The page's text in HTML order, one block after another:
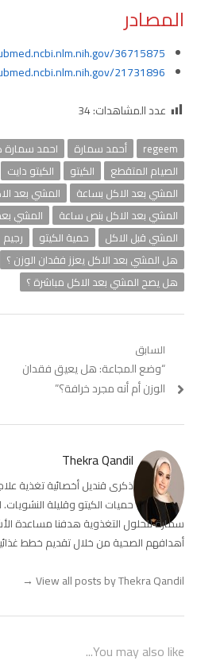
المصادر
36715875
21731896/
عدد المشاهدات:34
regeem أحمد سمارة احمد سمارة
الصيام المتقطع
الكيتو الكيتو دايت
المشي بعد الاكل بساعة
المشي بعد
المشي بعد الاكل بنص ساعة
المشي
المشي قبل الاكل
حمية الكيتو رجيم
هل المشي بعد الاكل يعزز فقدان الوزن ؟
هل يصح المشي بعد الاكل مباشرة ؟
تصفّح
المقالات
السابق
Previous
post:
“وضع المجاعة: هل يعيق فقدان
الوزن أم أنه مجرد خرافة؟”
Thekra Qandil
ذكرى قنديل أخصائية تغذية
حميات الكيتو وقليلة
سمارة للحلول التغذوية هدفنا مساعدة
أهدافهم الصحية من خلال تقديم خطط
View all posts by Thekra Qandil
→
You may also like...